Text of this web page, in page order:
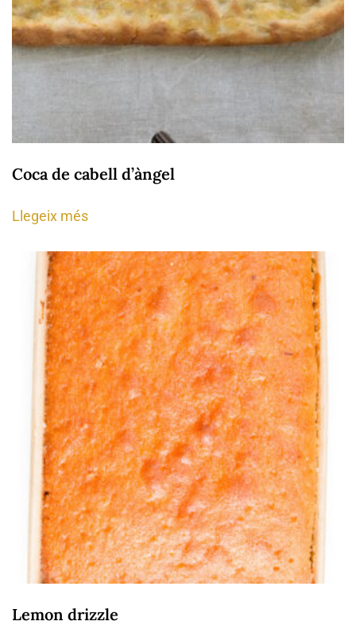
Coca de cabell d’àngel
Llegeix més
Lemon drizzle